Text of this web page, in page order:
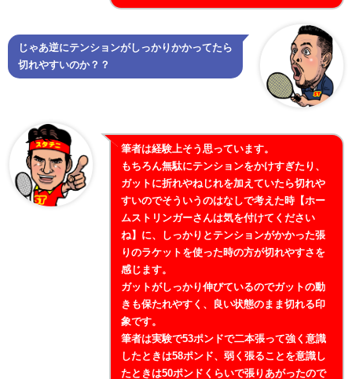
じゃあ逆にテンションがしっかりかかってたら
切れやすいのか？？
筆者は経験上そう思っています。
もちろん無駄にテンションをかけすぎたり、
ガットに折れやねじれを加えていたら切れや
すいのでそういうのはなしで考えた時【ホー
ムストリンガーさんは気を付けてください
ね】に、しっかりとテンションがかかった張
りのラケットを使った時の方が切れやすさを
感じます。
ガットがしっかり伸びているのでガットの動
きも保たれやすく、良い状態のまま切れる印
象です。
筆者は実験で53ポンドで二本張って強く意識
したときは58ポンド、弱く張ることを意識し
たときは50ポンドくらいで張りあがったので